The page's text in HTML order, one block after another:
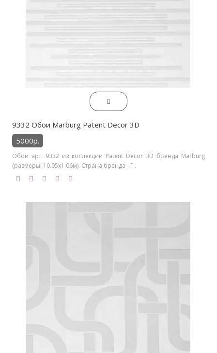
9332 Обои Marburg Patent Decor 3D
5000р.
Обои арт. 9332 из коллекции Patent Decor 3D бренда Marburg
(размеры: 10.05х1.06м). Страна бренда - Г..